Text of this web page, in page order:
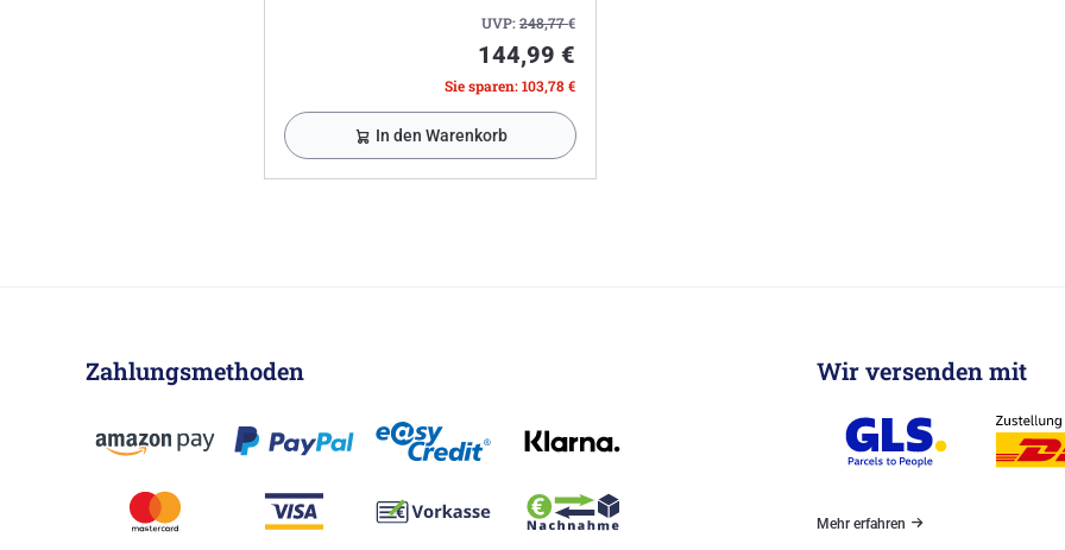
UVP:248,77€
144,99 €
Sie sparen: 103,78 €
In den Warenkorb
Zahlungsmethoden Wir versenden mit
Mehr erfahren